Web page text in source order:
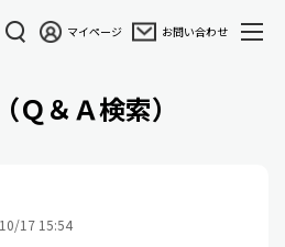
マイページ お問い合わせ
Ｑ＆Ａ検索）
17 15:54